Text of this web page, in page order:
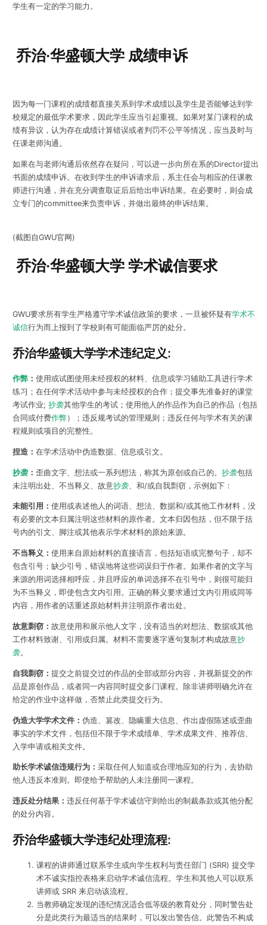
学生有一定的学习能力。
乔治·华盛顿大学 成绩申诉
因为每一门课程的成绩都直接关系到学术成绩以及学生是否能够达到学
校规定的最低学术要求，因此学生应当引起重视。如果对某门课程的成
绩有异议，认为存在成绩计算错误或者判罚不公平等情况，应当及时与
任课老师沟通。
如果在与老师沟通后依然存在疑问，可以进一步向所在系的Director提出
书面的成绩申诉。在收到学生的申诉请求后，系主任会与相应的任课教
师进行沟通，并在充分调查取证后后给出申诉结果。在必要时，则会成
立专门的committee来负责申诉，并做出最终的申诉结果。
(截图自GWU官网)
乔治·华盛顿大学 学术诚信要求
GWU要求所有学生严格遵守学术诚信政策的要求，一旦被怀疑有学术不
诚信行为而上报到了学校则有可能面临严厉的处分。
乔治华盛顿大学学术违纪定义:
作弊： 使用或试图使用未经授权的材料、信息或学习辅助工具进行学术
练习；在任何学术活动中参与未经授权的合作；提交事先准备好的课堂
考试作业; 抄袭其他学生的考试；使用他人的作品作为自己的作品（包括
合同或付费作弊）；违反规考试的管理规则；违反任何与学术有关的课
程规则或项目的完整性。
捏造： 在学术活动中伪造数据、信息或引文。
抄袭： 歪曲文字、想法或一系列想法，称其为原创或自己的。 抄袭包括
未注明出处、不当释义、故意抄袭、和/或自我剽窃，示例如下：
未能引用： 使用或表述他人的词语、想法、数据和/或其他工作材料，没
有必要的文本归属注明这些材料的原作者。文本归因包括，但不限于括
号内的引文、脚注或其他表示学术材料的原始来源。
不当释义： 使用来自原始材料的直接语言，包括短语或完整句子，却不
包含引号；缺少引号，错误地将这些词误归于作者。如果作者的文字与
来源的用词选择相呼应，并且呼应的单词选择不在引号中，则很可能归
为不当释义，即使包含文内引用。正确的释义要求通过文内引用或同等
内容，用作者的话重述原始材料并注明原作者出处。
故意剽窃： 故意使用和展示他人文字，没有适当的对想法、数据或其他
工作材料致谢、引用或归属。材料不需要逐字逐句复制才构成故意抄
袭。
自我剽窃： 提交之前提交过的作品的全部或部分内容，并视新提交的作
品是原创作品，或者同一内容同时提交多门课程。除非讲师明确允许在
给定的作业中这样做，否禁止此类提交行为。
伪造大学学术文件： 伪造、篡改、隐瞒重大信息、作出虚假陈述或歪曲
事实的学术文件，包括但不限于学术成绩单、学术成果文件、推荐信、
入学申请或相关文件。
助长学术诚信违规行为： 采取任何人知道或合理地应知的行为，去协助
他人违反本准则。即使给予帮助的人未注册同一课程。
违反处分结果： 违反任何基于学术诚信守则给出的制裁条款或其他分配
的处分内容。
乔治华盛顿大学违纪处理流程:
课程的讲师通过联系学生或向学生权利与责任部门 (SRR) 提交学
术不诚实指控表格来启动学术诚信流程。学生和其他人可以联系
讲师或 SRR 来启动该流程。
当教师确定发现的违纪情况适合低等级的教育处分，同时警告处
分是此类行为最适当的结果时，可以发出警告信。此警告不构成